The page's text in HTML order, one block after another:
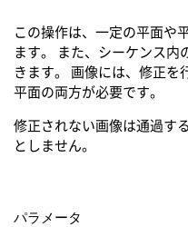
この操作は、一定の平面や
ます。 また、シーケンス内
きます。 画像には、修正を
平面の両方が必要です。
修正されない画像は通過す
としません。
パラメータ